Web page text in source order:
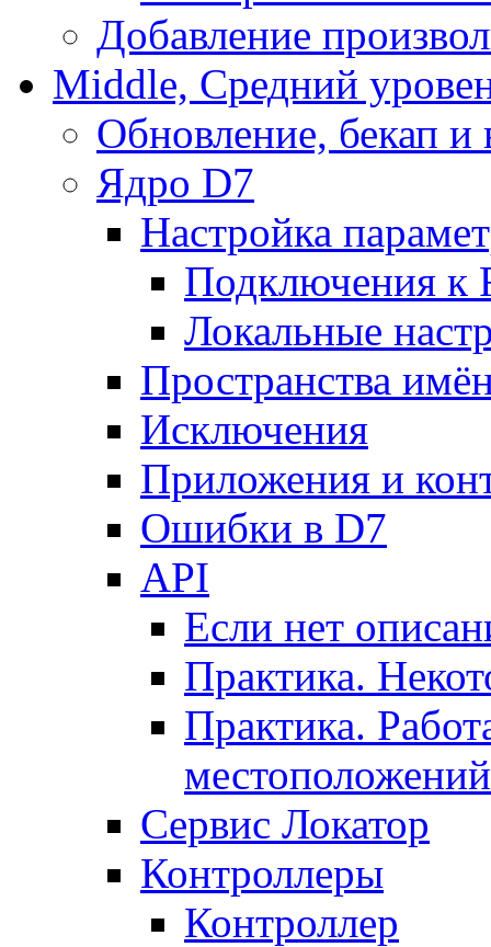
Добавление
Middle, Средний
Обновление, бекап и
Ядро D7
Настройка
Подключения к
Локальные
Пространства
Исключения
Приложения и
Ошибки в D7
API
Если нет
Практика.
Практика.
местоположений
Сервис Локатор
Контроллеры
Контроллер